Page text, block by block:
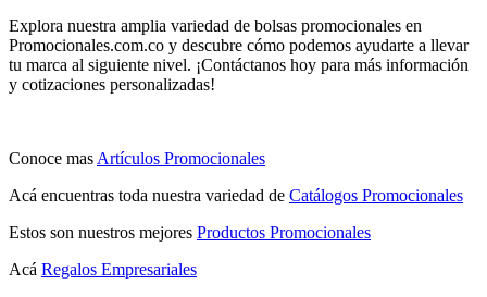
Explora nuestra amplia variedad de bolsas promocionales en
Promocionales.com.co y descubre cómo podemos ayudarte a llevar
tu marca al siguiente nivel. ¡Contáctanos hoy para más información
y cotizaciones personalizadas!
Conoce mas Artículos Promocionales
Acá encuentras toda nuestra variedad de Catálogos Promocionales
Estos son nuestros mejores Productos Promocionales
Acá Regalos Empresariales